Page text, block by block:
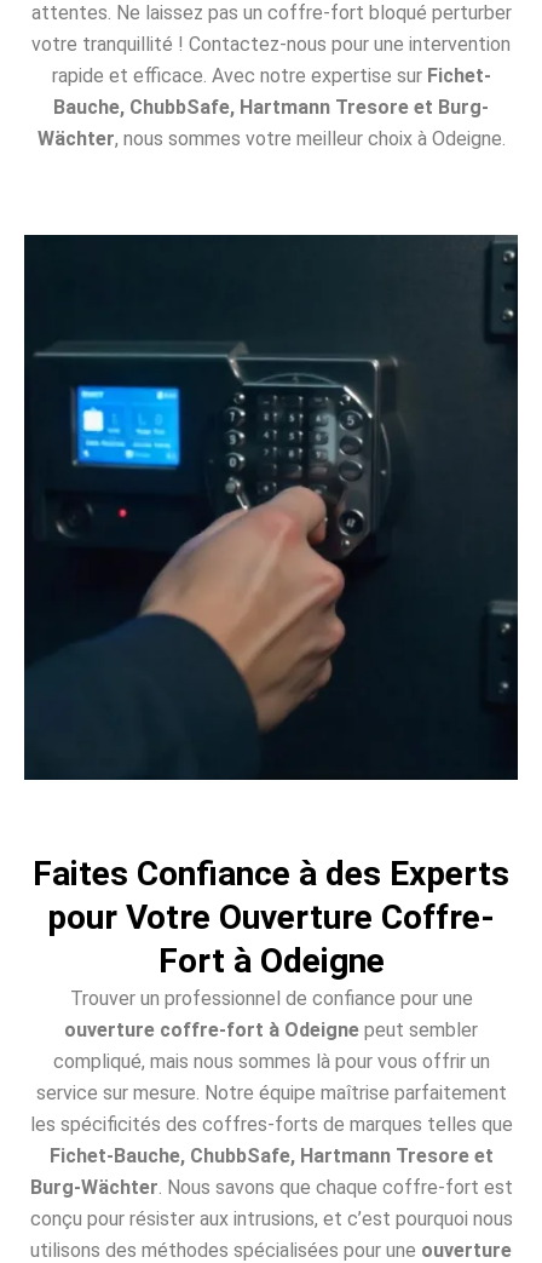
attentes. Ne laissez pas un coffre-fort bloqué perturber
votre tranquillité ! Contactez-nous pour une intervention
rapide et efficace. Avec notre expertise sur Fichet-
Bauche, ChubbSafe, Hartmann Tresore et Burg-
Wächter, nous sommes votre meilleur choix à Odeigne.
Faites Confiance à des Experts
pour Votre Ouverture Coffre-
Fort à Odeigne
Trouver un professionnel de confiance pour une
ouverture coffre-fort à Odeigne peut sembler
compliqué, mais nous sommes là pour vous offrir un
service sur mesure. Notre équipe maîtrise parfaitement
les spécificités des coffres-forts de marques telles que
Fichet-Bauche, ChubbSafe, Hartmann Tresore et
Burg-Wächter . Nous savons que chaque coffre-fort est
conçu pour résister aux intrusions, et c’est pourquoi nous
utilisons des méthodes spécialisées pour une ouverture